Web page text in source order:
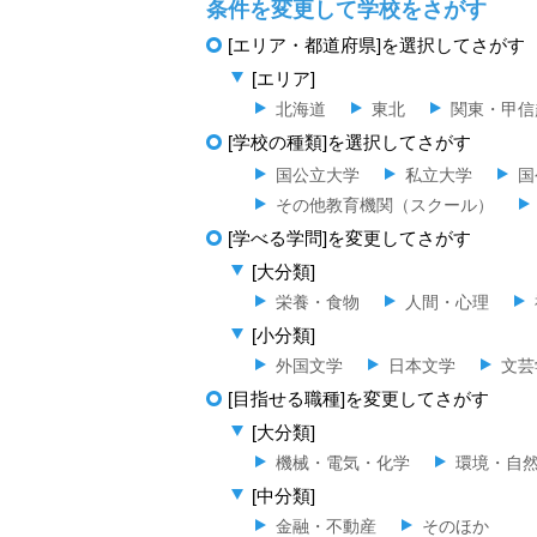
条件を変更して学校をさがす
[エリア・都道府県]を選択してさがす
[エリア]
北海道 東北 関東・甲
[学校の種類]を選択してさがす
国公立大学 私立大学
その他教育機関（スクール）
[学べる学問]を変更してさがす
[大分類]
栄養・食物 人間・心理
[小分類]
外国文学 日本文学 文
[目指せる職種]を変更してさがす
[大分類]
機械・電気・化学 環境・自
[中分類]
金融・不動産 そのほか